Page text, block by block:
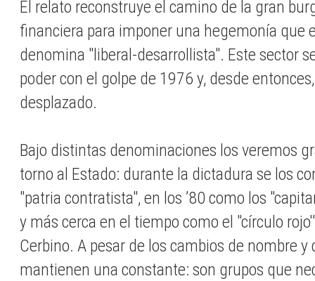
El relato reconstruye el camino de la gran
financiera para imponer una hegemonía que
denomina "liberal-desarrollista". Este sector
poder con el golpe de 1976 y, desde
desplazado.
Bajo distintas denominaciones los veremos
torno al Estado: durante la dictadura se los
"patria contratista", en los ’80 como los
y más cerca en el tiempo como el "círculo
Cerbino. A pesar de los cambios de nombre y
mantienen una constante: son grupos que